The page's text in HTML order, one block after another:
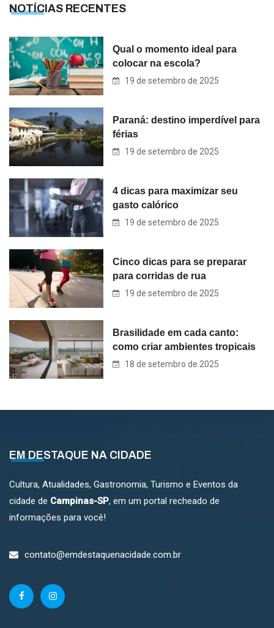
NOTÍCIAS RECENTES
Qual o momento ideal para
colocar na escola?
19 de setembro de 2025
Paraná: destino imperdível para
férias
19 de setembro de 2025
4 dicas para maximizar seu
gasto calórico
19 de setembro de 2025
Cinco dicas para se preparar
para corridas de rua
19 de setembro de 2025
Brasilidade em cada canto:
como criar ambientes tropicais
18 de setembro de 2025
EM DESTAQUE NA CIDADE
Cultura, Atualidades, Gastronomia, Turismo e Eventos da
cidade de Campinas-SP, em um portal recheado de
informações para você!
contato@emdestaquenacidade.com.br